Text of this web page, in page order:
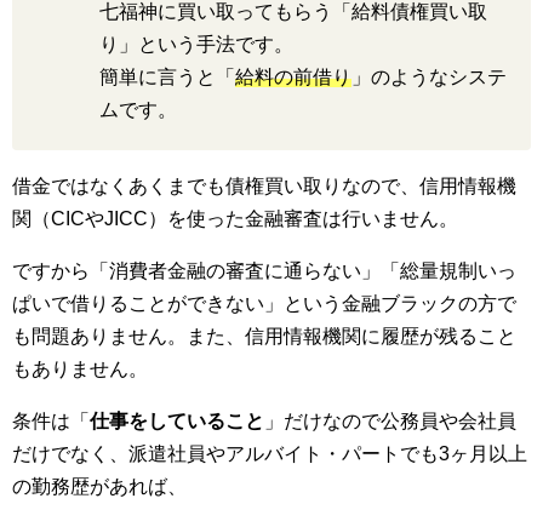
七福神に買い取ってもらう「給料債権買い取
り」という手法です。
簡単に言うと「 給料の前借り 」のようなシステ
ムです。
借金ではなくあくまでも債権買い取りなので、信用情報機
関（CICやJICC）を使った金融審査は行いません。
ですから「消費者金融の審査に通らない」「総量規制いっ
ぱいで借りることができない」という金融ブラックの方で
も問題ありません。また、信用情報機関に履歴が残ること
もありません。
条件は「 仕事をしていること 」だけなので公務員や会社員
だけでなく、派遣社員やアルバイト・パートでも3ヶ月以上
の勤務歴があれば、